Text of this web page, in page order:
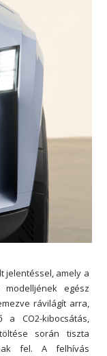
jelentéssel, amely a
egész
rávilágít arra,
a CO2-kibocsátás,
során tiszta
fel. A felhívás